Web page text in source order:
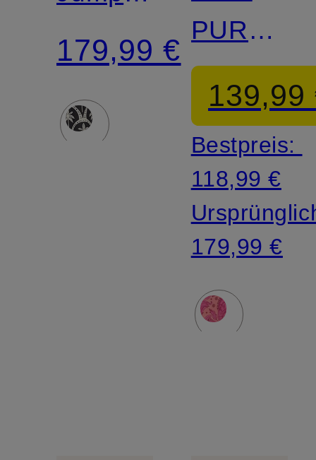
JUMP
IN! mit
3/4-
179,99 €
PURE!
in
139,99
Bestpreis:
118,99 €
179,99 €